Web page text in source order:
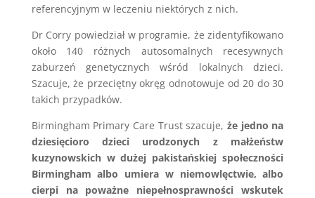
referencyjnym w leczeniu niektórych z nich.
Dr Corry powiedział w programie, że zidentyfikowano
około 140 różnych autosomalnych recesywnych
zaburzeń genetycznych wśród lokalnych dzieci.
Szacuje, że przeciętny okręg odnotowuje od 20 do 30
takich przypadków.
Birmingham Primary Care Trust szacuje, że jedno na
dziesięcioro dzieci urodzonych z małżeństw
kuzynowskich w dużej pakistańskiej społeczności
Birmingham albo umiera w niemowlęctwie, albo
cierpi na poważne niepełnosprawności wskutek